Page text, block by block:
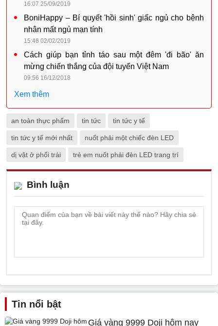
16:07 25/09/2019
BoniHappy – Bí quyết 'hồi sinh' giấc ngủ cho bệnh
nhân mất ngủ mạn tính
15:46 02/02/2019
Cách giúp bạn tỉnh táo sau một đêm 'đi bão' ăn
mừng chiến thắng của đội tuyển Việt Nam
09:56 16/12/2018
Xem thêm
an toàn thực phẩm tin tức tin tức y tế
tin tức y tế mới nhất nuốt phải một chiếc đèn LED
dị vật ở phổi trái trẻ em nuốt phải đèn LED trang trí
Bình luận
Tin nổi bật
Giá vàng 9999 Doji hôm nay